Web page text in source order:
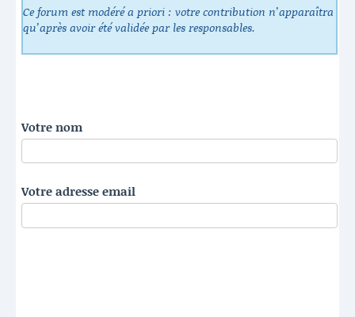
Ce forum est modéré a priori : votre contribution n’apparaîtra
qu’après avoir été validée par les responsables.
Votre nom
Votre adresse email